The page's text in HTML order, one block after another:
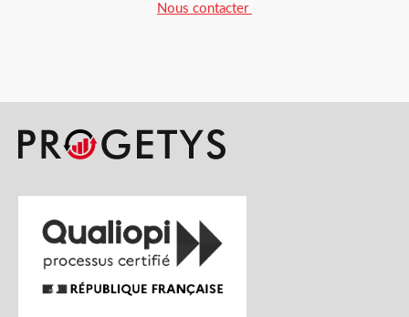
Nous contacter